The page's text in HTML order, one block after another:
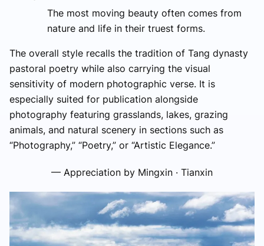
The most moving beauty often comes from
nature and life in their truest forms.
The overall style recalls the tradition of Tang dynasty
pastoral poetry while also carrying the visual
sensitivity of modern photographic verse. It is
especially suited for publication alongside
photography featuring grasslands, lakes, grazing
animals, and natural scenery in sections such as
“Photography,” “Poetry,” or “Artistic Elegance.”
— Appreciation by Mingxin · Tianxin